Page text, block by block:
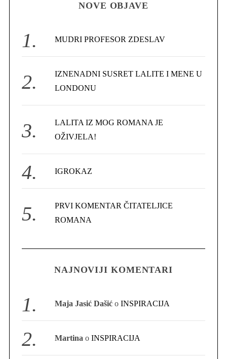
o
NOVE OBJAVE
MUDRI PROFESOR ZDESLAV
IZNENADNI SUSRET LALITE I MENE U
LONDONU
LALITA IZ MOG ROMANA JE
OŽIVJELA!
IGROKAZ
PRVI KOMENTAR ČITATELJICE
ROMANA
NAJNOVIJI KOMENTARI
Maja Jasić Dašić oINSPIRACIJA
Martina oINSPIRACIJA
a
r
h